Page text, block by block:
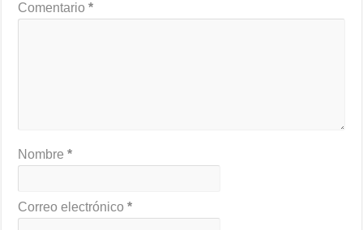
Comentario*
Nombre*
Correo electrónico*